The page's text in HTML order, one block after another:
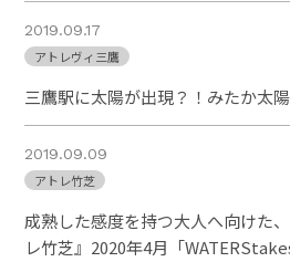
2019.09.17
アトレヴィ三鷹
三鷹駅に太陽が出現？！みたか太
2019.09.09
アトレ竹芝
成熟した感度を持つ大人へ向けた
レ竹芝』2020年4月「